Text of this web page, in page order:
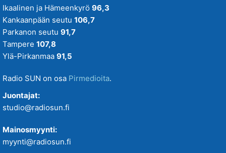
Ikaalinen ja Hämeenkyrö 96,3
Kankaanpään seutu 106,7
Parkanon seutu 91,7
Tampere 107,8
Ylä-Pirkanmaa 91,5
Radio SUN on osa Pirmedioita.
Juontajat:
studio@radiosun.fi
Mainosmyynti:
myynti@radiosun.fi